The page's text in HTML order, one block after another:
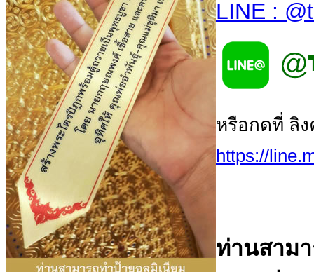
LINE :
หรือกดที่ ลิง
https://
ท่านสาม